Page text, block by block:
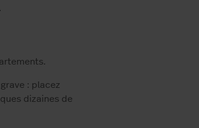
: placez
dizaines de